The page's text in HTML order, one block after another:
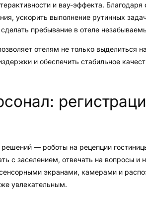
и вау-эффекта.
ускорить выполнение рутинных
сделать пребывание в отеле
отелям не только выделиться
и обеспечить стабильное
— роботы на рецепции
с заселением, отвечать на вопросы и
экранами, камерами и
увлекательным.